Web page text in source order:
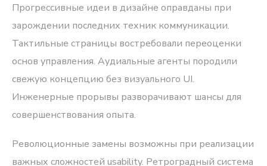
Прогрессивные идеи в дизайне оправданы при
зарождении последних техник коммуникации.
Тактильные страницы востребовали переоценки
основ управления. Аудиальные агенты породили
свежую концепцию без визуального UI.
Инженерные прорывы разворачивают шансы для
совершенствования опыта.
Революционные замены возможны при реализации
важных сложностей usability. Ретроградный система